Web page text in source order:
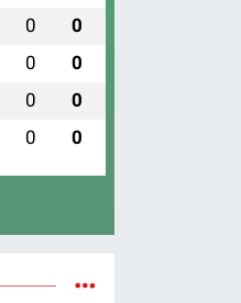
0 0
0 0
0 0
0 0